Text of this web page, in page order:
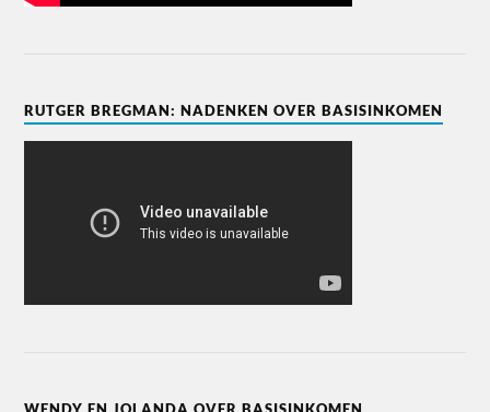
RUTGER BREGMAN: NADENKEN OVER BASISINKOMEN